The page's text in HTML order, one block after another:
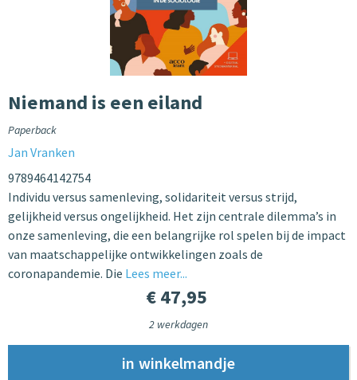
Niemand is een eiland
Paperback
Jan Vranken
9789464142754
Individu versus samenleving, solidariteit versus strijd,
gelijkheid versus ongelijkheid. Het zijn centrale dilemma’s in
onze samenleving, die een belangrijke rol spelen bij de impact
van maatschappelijke ontwikkelingen zoals de
coronapandemie. Die Lees meer...
€ 47,95
2 werkdagen